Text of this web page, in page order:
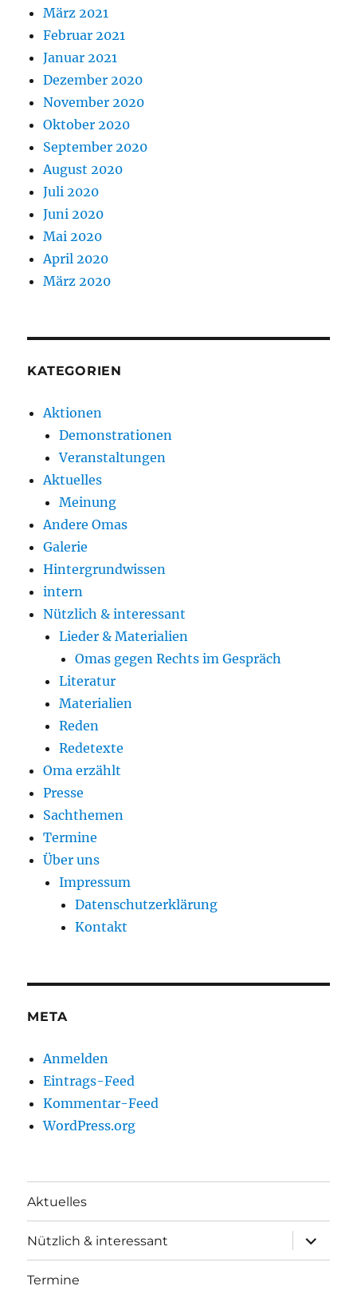
März 2021
Februar 2021
Januar 2021
Dezember 2020
November 2020
Oktober 2020
September 2020
August 2020
Juli 2020
Juni 2020
Mai 2020
April 2020
März 2020
KATEGORIEN
Aktionen
Demonstrationen
Veranstaltungen
Aktuelles
Meinung
Andere Omas
Galerie
Hintergrundwissen
intern
Nützlich & interessant
Lieder & Materialien
Omas gegen Rechts im Gespräch
Literatur
Materialien
Reden
Redetexte
Oma erzählt
Presse
Sachthemen
Termine
Über uns
Impressum
Datenschutzerklärung
Kontakt
META
Anmelden
Eintrags-Feed
Kommentar-Feed
WordPress.org
Aktuelles
Nützlich & interessant
anzeigen
Termine